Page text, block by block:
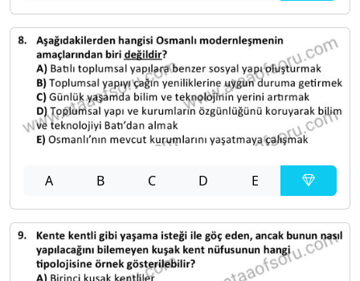
A B C D E